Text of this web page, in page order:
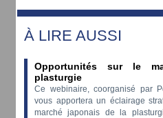
À LIRE AUSSI
Opportunités sur le
plasturgie
Ce webinaire, coorganisé par
vous apportera un éclairage
marché japonais de la